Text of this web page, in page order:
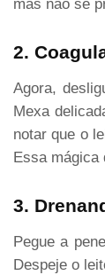
mas não se
2.
Agora,
Mexa
notar que o
Essa mágica
3.
Pegue a
Despeje o